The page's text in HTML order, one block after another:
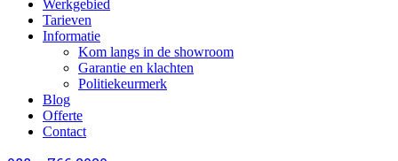
Werkgebied
Tarieven
Informatie
Kom langs in de showroom
Garantie en klachten
Politiekeurmerk
Blog
Offerte
Contact